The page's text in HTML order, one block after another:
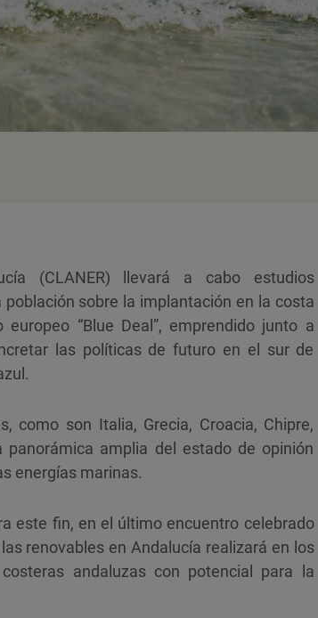
(CLANER) llevará a cabo estudios
sobre la implantación en la costa
“Blue Deal”, emprendido junto a
las políticas de futuro en el sur de
como son Italia, Grecia, Croacia, Chipre,
amplia del estado de opinión
energías marinas.
este fin, en el último encuentro celebrado
renovables en Andalucía realizará en los
andaluzas con potencial para la